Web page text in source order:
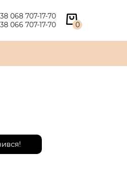
068 707-17-70
066 707-17-70
0